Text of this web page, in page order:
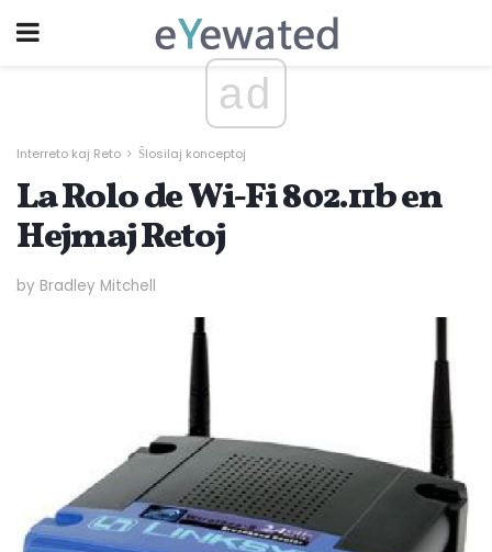
ad
Interreto kaj Reto Ŝlosilaj konceptoj
La Rolo de Wi-Fi 802.11b en
Hejmaj Retoj
by Bradley Mitchell